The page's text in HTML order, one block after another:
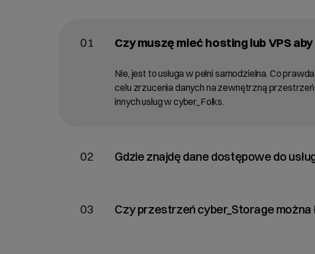
01 Czy muszę mieć hosting lub VPS
Nie, jest to usługa w pełni samodzielna. Co
celu zrzucenia danych na zewnętrzną
innych usług w cyber_Folks.
02 Gdzie znajdę dane dostępowe do
03 Czy przestrzeń cyber_Storage można